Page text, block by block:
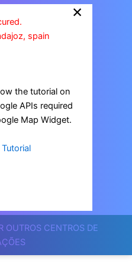
OUTROS CENTROS DE
×
spain
the tutorial on
APIs required
Map Widget.